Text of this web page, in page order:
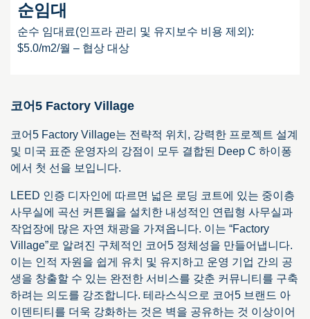
순임대
순수 임대료(인프라 관리 및 유지보수 비용 제외):
$5.0/m2/월 – 협상 대상
코어5 Factory Village
코어5 Factory Village는 전략적 위치, 강력한 프로젝트 설계
및 미국 표준 운영자의 강점이 모두 결합된 Deep C 하이퐁
에서 첫 선을 보입니다.
LEED 인증 디자인에 따르면 넓은 로딩 코트에 있는 중이층
사무실에 곡선 커튼월을 설치한 내성적인 연립형 사무실과
작업장에 많은 자연 채광을 가져옵니다. 이는 “Factory
Village”로 알려진 구체적인 코어5 정체성을 만들어냅니다.
이는 인적 자원을 쉽게 유치 및 유지하고 운영 기업 간의 공
생을 창출할 수 있는 완전한 서비스를 갖춘 커뮤니티를 구축
하려는 의도를 강조합니다. 테라스식으로 코어5 브랜드 아
이덴티티를 더욱 강화하는 것은 벽을 공유하는 것 이상이어